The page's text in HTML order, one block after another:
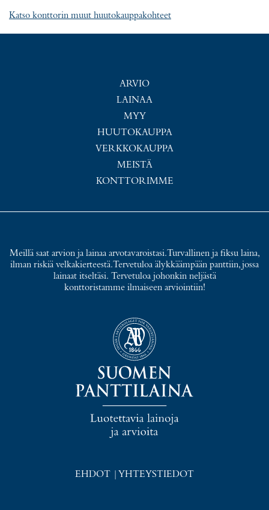
Katso konttorin muut huutokauppakohteet
ARVIO
LAINAA
MYY
HUUTOKAUPPA
VERKKOKAUPPA
MEISTÄ
KONTTORIMME
Meillä saat arvion ja lainaa arvotavaroistasi. Turvallinen ja fiksu laina,
ilman riskiä velkakierteestä. Tervetuloa älykkäämpään panttiin, jossa
lainaat itseltäsi. Tervetuloa johonkin neljästä
konttoristamme ilmaiseen arviointiin!
EHDOT YHTEYSTIEDOT